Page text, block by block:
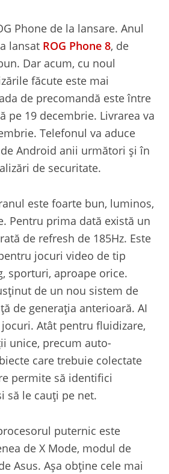
Phone de la lansare. Anul
lansat ROG Phone 8, de
Dar acum, cu noul
făcute este mai
de precomandă este între
pe 19 decembrie. Livrarea va
Telefonul va aduce
Android anii următori și în
de securitate.
este foarte bun, luminos,
Pentru prima dată există un
de refresh de 185Hz. Este
jocuri video de tip
sporturi, aproape orice.
de un nou sistem de
de generația anterioară. AI
Atât pentru fluidizare,
unice, precum auto-
care trebuie colectate
permite să identifici
să le cauți pe net.
puternic este
de X Mode, modul de
Asus. Așa obține cele mai